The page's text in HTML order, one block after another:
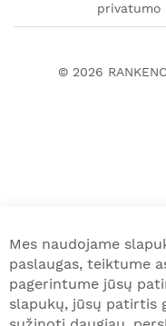
privatumo
© 2026
Mes naudojame
paslaugas, teiktume
pagerintume jūsų
slapukų, jūsų patirtis